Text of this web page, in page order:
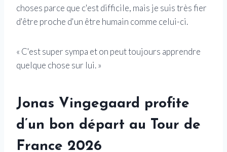
choses parce que c'est difficile, mais je suis très fier
d'être proche d'un être humain comme celui-ci.
« C'est super sympa et on peut toujours apprendre
quelque chose sur lui. »
Jonas Vingegaard profite
d’un bon départ au Tour de
France 2026